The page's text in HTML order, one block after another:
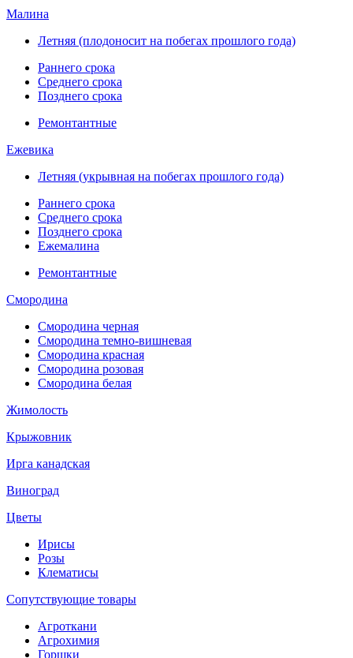
Малина
Летняя (плодоносит на побегах прошлого года)
Раннего срока
Среднего срока
Позднего срока
Ремонтантные
Ежевика
Летняя (укрывная на побегах прошлого года)
Раннего срока
Среднего срока
Позднего срока
Ежемалина
Ремонтантные
Смородина
Смородина черная
Смородина темно-вишневая
Смородина красная
Смородина розовая
Смородина белая
Жимолость
Крыжовник
Ирга канадская
Виноград
Цветы
Ирисы
Розы
Клематисы
Сопутствующие товары
Агроткани
Агрохимия
Горшки